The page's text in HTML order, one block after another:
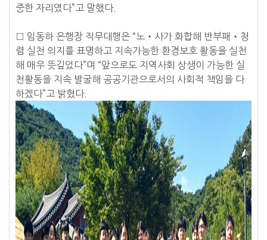
중한 자리였다”고 말했다.
□ 임동하 은행장 직무대행은 “노‧사가 화합해 반부패‧청
렴 실천 의지를 표명하고 지속가능한 환경보호 활동을 실천
해 매우 뜻깊었다”며 “앞으로도 지역사회 상생이 가능한 실
천활동을 지속 발굴해 공공기관으로서의 사회적 책임을 다
하겠다”고 밝혔다.